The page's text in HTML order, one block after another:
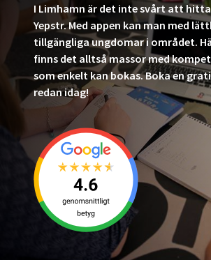
I Limhamn är det inte svårt att
Yepstr. Med appen kan man med
tillgängliga ungdomar i området.
finns det alltså massor med
som enkelt kan bokas. Boka en
redan idag!